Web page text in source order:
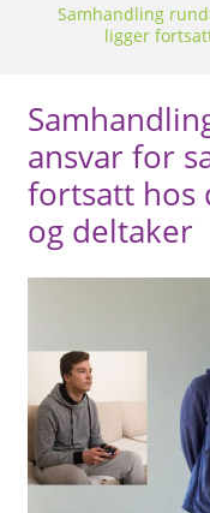
Samhandling
ligger
ansvar for
fortsatt hos
og deltaker